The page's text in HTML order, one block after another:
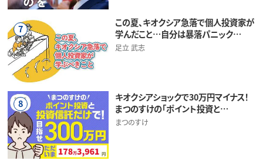
7
この夏、キオクシア急落で個人投資家が
学んだこと…自分は暴落パニック…
足立 武志
8
キオクシアショックで30万円マイナス！
まつのすけの「ポイント投資と…
まつのすけ